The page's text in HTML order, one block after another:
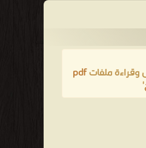
وقراءة ملفاتpdf
'